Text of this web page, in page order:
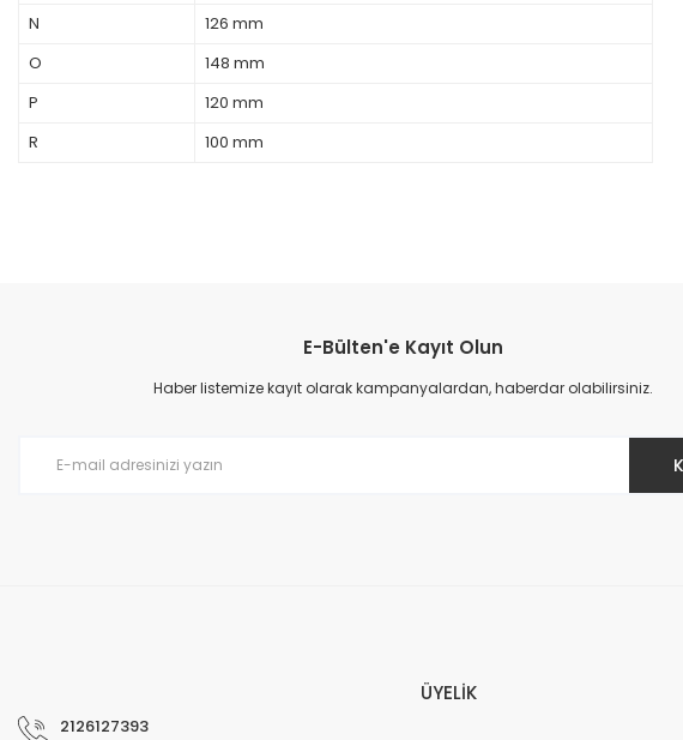
N
126 mm
O
148 mm
P
120 mm
R
100 mm
E-Bülten'e Kayıt Olun
Haber listemize kayıt olarak kampanyalardan, haberdar olabilirsiniz.
2126127393
ÜYELİK